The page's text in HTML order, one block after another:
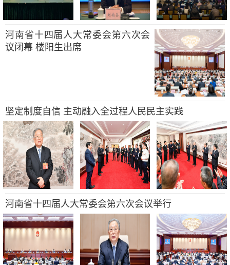
河南省十四届人大常委会第六次会
议闭幕 楼阳生出席
坚定制度自信 主动融入全过程人民民主实践
河南省十四届人大常委会第六次会议举行